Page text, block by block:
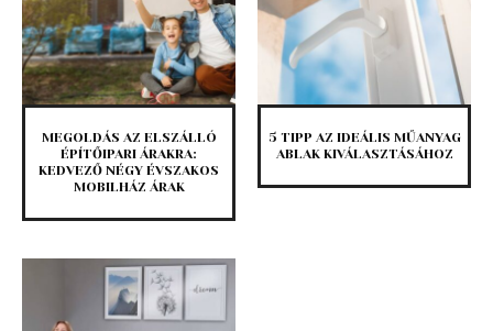
MEGOLDÁS AZ ELSZÁLLÓ
ÉPÍTŐIPARI ÁRAKRA:
KEDVEZŐ NÉGY ÉVSZAKOS
MOBILHÁZ ÁRAK
5 TIPP AZ IDEÁLIS MŰANYAG
ABLAK KIVÁLASZTÁSÁHOZ